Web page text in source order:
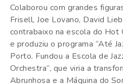
Colaborou com grandes
Frisell, Joe Lovano, David
contrabaixo na escola do Hot
e produziu o programa “Até
Porto. Fundou a Escola de
Orchestra”, que viria a
Abrunhosa e a Máquina do